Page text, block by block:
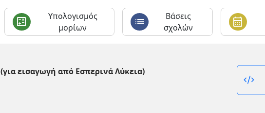
calculate
Υπολογισμός
μορίων
list
Βάσεις
σχολών
calendar_month
(για εισαγωγή από Εσπερινά Λύκεια)
code_xml